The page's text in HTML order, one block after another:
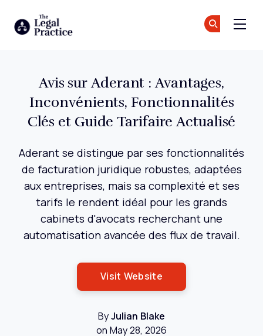
Avis sur Aderant : Avantages,
Inconvénients, Fonctionnalités
Clés et Guide Tarifaire Actualisé
Aderant se distingue par ses fonctionnalités
de facturation juridique robustes, adaptées
aux entreprises, mais sa complexité et ses
tarifs le rendent idéal pour les grands
cabinets d'avocats recherchant une
automatisation avancée des flux de travail.
Visit Website
By Julian Blake
on May 28, 2026